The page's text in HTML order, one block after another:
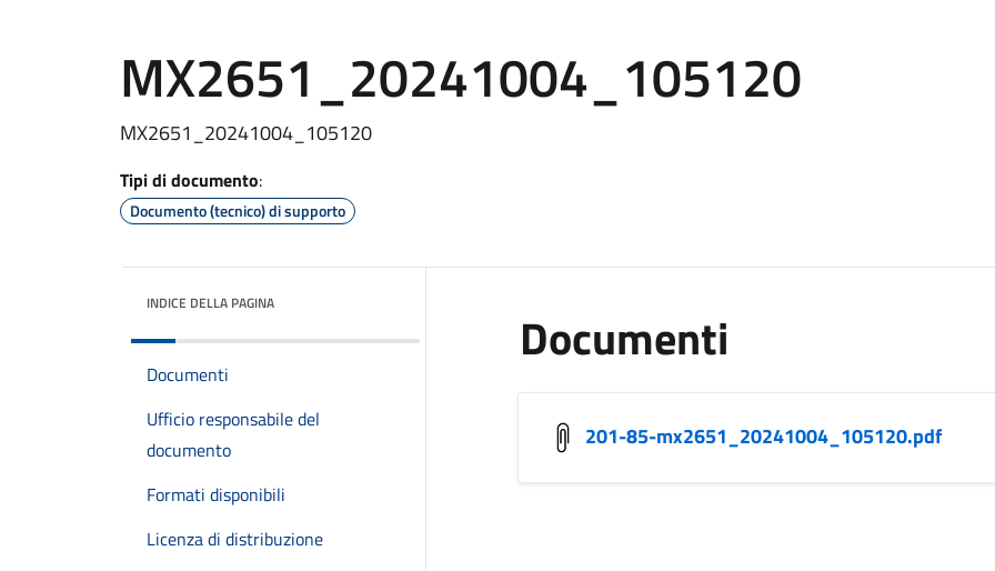
MX2651_20241004_105120
MX2651_20241004_105120
Tipi di documento:
Documento (tecnico) di supporto
INDICE DELLA PAGINA
Documenti
Ufficio responsabile del
documento
Formati disponibili
Licenza di distribuzione
Documenti
201-85-mx2651_20241004_105120.pdf